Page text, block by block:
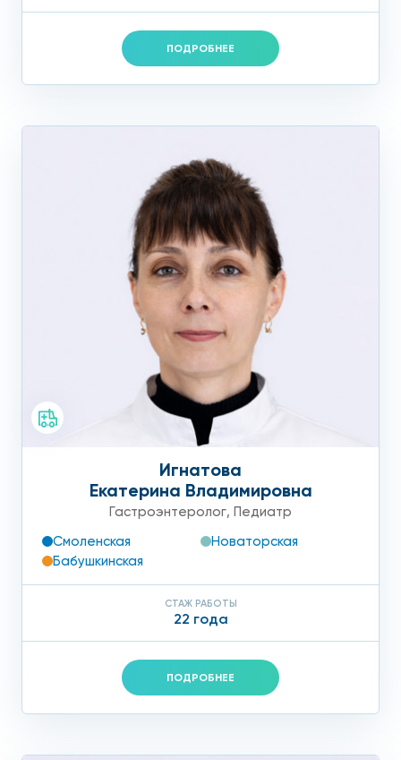
ПОДРОБНЕЕ
Игнатова
Екатерина Владимировна
Гастроэнтеролог, Педиатр
Смоленская
Новаторская
Бабушкинская
СТАЖ РАБОТЫ
22 года
ПОДРОБНЕЕ